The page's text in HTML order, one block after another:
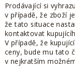
Prodávající si
v případě, že zboží
že tato situace
kontaktovat
V případě, že
ceny, bude mu tato
v nejkratším